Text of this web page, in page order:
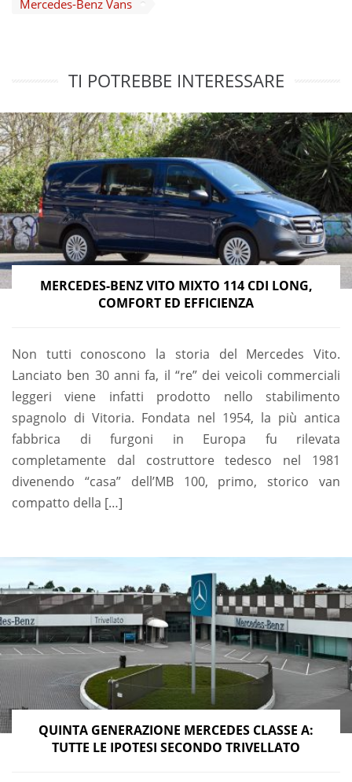
Mercedes-Benz Vans
TI POTREBBE INTERESSARE
MERCEDES-BENZ VITO MIXTO 114 CDI LONG,
COMFORT ED EFFICIENZA
Non tutti conoscono la storia del Mercedes Vito.
Lanciato ben 30 anni fa, il “re” dei veicoli commerciali
leggeri viene infatti prodotto nello stabilimento
spagnolo di Vitoria. Fondata nel 1954, la più antica
fabbrica di furgoni in Europa fu rilevata
completamente dal costruttore tedesco nel 1981
divenendo “casa” dell’MB 100, primo, storico van
compatto della […]
QUINTA GENERAZIONE MERCEDES CLASSE A:
TUTTE LE IPOTESI SECONDO TRIVELLATO